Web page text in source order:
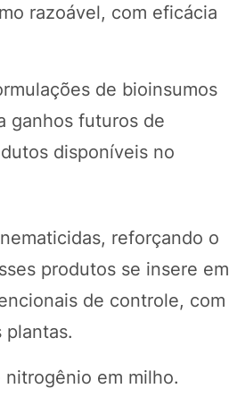
razoável, com eficácia
de bioinsumos
ganhos futuros de
disponíveis no
reforçando o
produtos se insere em
de controle, com
plantas.
em milho.